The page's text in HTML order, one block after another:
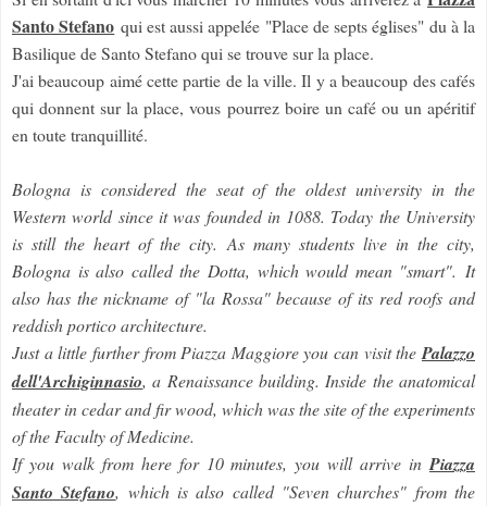
Santo Stefano qui est aussi appelée "Place de septs églises" du à la
Basilique de Santo Stefano qui se trouve sur la place.
J'ai beaucoup aimé cette partie de la ville. Il y a beaucoup des cafés
qui donnent sur la place, vous pourrez boire un café ou un apéritif
en toute tranquillité.
Bologna is considered the seat of the oldest university in the
Western world since it was founded in 1088. Today the University
is still the heart of the city. As many students live in the city,
Bologna is also called the Dotta, which would mean "smart". It
also has the nickname of "la Rossa" because of its red roofs and
reddish portico architecture.
Just a little further from Piazza Maggiore you can visit the Palazzo
dell'Archiginnasio, a Renaissance building. Inside the anatomical
theater in cedar and fir wood, which was the site of the experiments
of the Faculty of Medicine.
If you walk from here for 10 minutes, you will arrive in Piazza
Santo Stefano, which is also called "Seven churches" from the